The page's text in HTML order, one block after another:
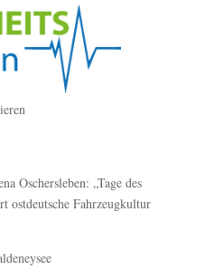
Oschersleben: „Tage des
ostdeutsche Fahrzeugkultur